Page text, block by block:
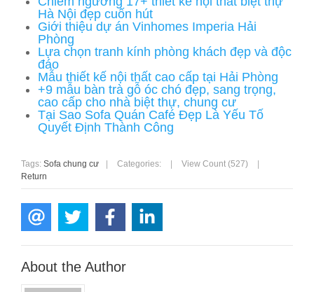
Hà Nội đẹp cuốn hút
Giới thiệu dự án Vinhomes Imperia Hải
Phòng
Lựa chọn tranh kính phòng khách đẹp và độc
đáo
Mẫu thiết kế nội thất cao cấp tại Hải Phòng
+9 mẫu bàn trà gỗ óc chó đẹp, sang trọng,
cao cấp cho nhà biệt thự, chung cư
Tại Sao Sofa Quán Café Đẹp Là Yếu Tố
Quyết Định Thành Công
Tags: Sofa chung cư Categories: View Count (527)
Return
About the Author